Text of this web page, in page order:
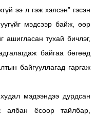
ээ л гэж хэлсэн” гэсэн
мэдсээр байж, өөр
ашигласан тухай бичлэг,
байгаа бөгөөд
байгууллагад гаргаж
мэдээндээ дурдсан
албан ёсоор тайлбар,